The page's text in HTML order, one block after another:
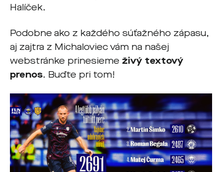
Halíček.
Podobne ako z každého súťažného zápasu,
aj zajtra z Michaloviec vám na našej
webstránke prinesieme živý textový
prenos. Buďte pri tom!